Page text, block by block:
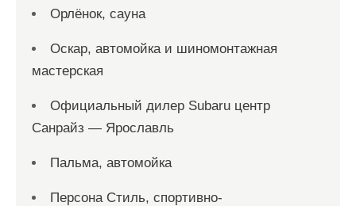
Орлёнок, сауна
Оскар, автомойка и шиномонтажная
мастерская
Официальный дилер Subaru центр
Санрайз — Ярославль
Пальма, автомойка
Персона Стиль, спортивно-